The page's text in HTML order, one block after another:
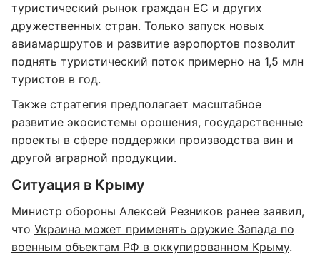
туристический рынок граждан ЕС и других
дружественных стран. Только запуск новых
авиамаршрутов и развитие аэропортов позволит
поднять туристический поток примерно на 1,5 млн
туристов в год.
Также стратегия предполагает масштабное
развитие экосистемы орошения, государственные
проекты в сфере поддержки производства вин и
другой аграрной продукции.
Ситуация в Крыму
Министр обороны Алексей Резников ранее заявил,
что Украина может применять оружие Запада по
военным объектам РФ в оккупированном Крыму.